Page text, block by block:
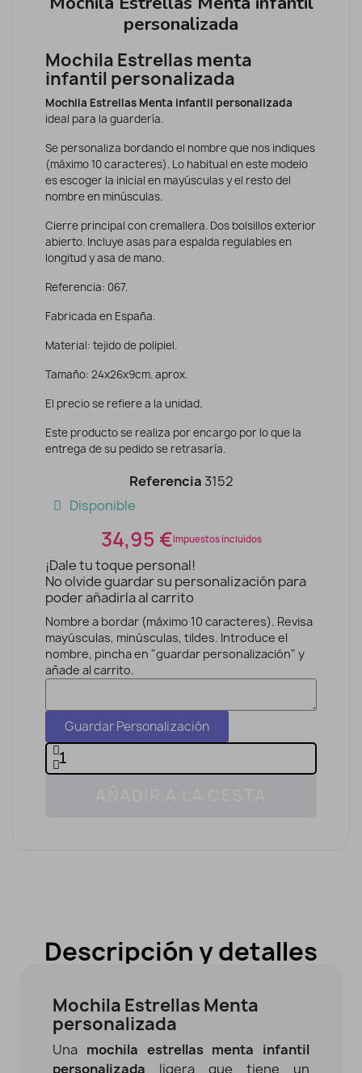
personalizada
Mochila Estrellas menta
infantil personalizada
Mochila Estrellas Menta infantil personalizada
ideal para la guardería.
Se personaliza bordando el nombre que nos indiques
(máximo 10 caracteres). Lo habitual en este modelo
es escoger la inicial en mayúsculas y el resto del
nombre en minúsculas.
Cierre principal con cremallera. Dos bolsillos exterior
abierto. Incluye asas para espalda regulables en
longitud y asa de mano.
Referencia: 067.
Fabricada en España.
Material: tejido de polipiel.
Tamaño: 24x26x9cm. aprox.
El precio se refiere a la unidad.
Este producto se realiza por encargo por lo que la
entrega de su pedido se retrasaría.
Referencia 3152
Disponible
34,95 €Impuestos incluidos
¡Dale tu toque personal!
No olvide guardar su personalización para
poder añadirla al carrito
Nombre a bordar (máximo 10 caracteres). Revisa
mayúsculas, minúsculas, tildes. Introduce el
nombre, pincha en "guardar personalización" y
añade al carrito.
Guardar Personalización
Descripción y detalles
Mochila Estrellas Menta
personalizada
Una mochila estrellas menta infantil
personalizada ligera que tiene un